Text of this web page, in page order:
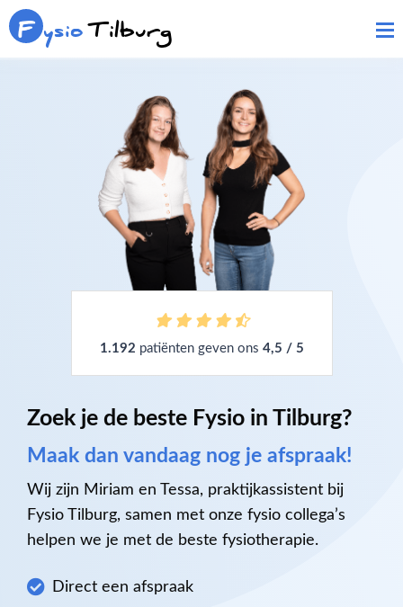
F ysioTilburg
1.192 patiënten geven ons 4,5 / 5
Zoek je de beste Fysio in Tilburg?
Maak dan vandaag nog je afspraak!
Wij zijn Miriam en Tessa, praktijkassistent bij
Fysio Tilburg, samen met onze fysio collega’s
helpen we je met de beste fysiotherapie.
Direct een afspraak